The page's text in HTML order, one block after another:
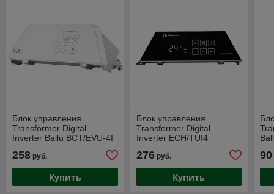
Блок управления
Transformer Digital
Inverter Ballu BCT/EVU-4I
258 руб.
Купить
Блок управления
Transformer Digital
Inverter ECH/TUI4
276руб.
Купить
90